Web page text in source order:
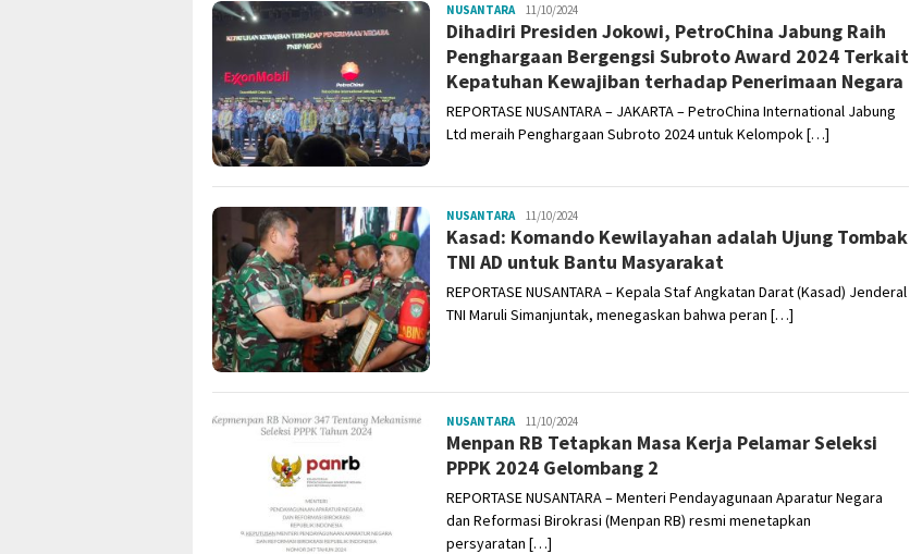
NUSANTARAAdmin
11/10/2024
Dihadiri Presiden Jokowi, PetroChina Jabung Raih
Penghargaan Bergengsi Subroto Award 2024 Terkait
Kepatuhan Kewajiban terhadap Penerimaan Negara
REPORTASE NUSANTARA – JAKARTA – PetroChina International Jabung
Ltd meraih Penghargaan Subroto 2024 untuk Kelompok […]
NUSANTARAAdmin
11/10/2024
Kasad: Komando Kewilayahan adalah Ujung Tombak
TNI AD untuk Bantu Masyarakat
REPORTASE NUSANTARA – Kepala Staf Angkatan Darat (Kasad) Jenderal
TNI Maruli Simanjuntak, menegaskan bahwa peran […]
NUSANTARAAdmin
11/10/2024
Menpan RB Tetapkan Masa Kerja Pelamar Seleksi
PPPK 2024 Gelombang 2
REPORTASE NUSANTARA – Menteri Pendayagunaan Aparatur Negara
dan Reformasi Birokrasi (Menpan RB) resmi menetapkan
persyaratan […]